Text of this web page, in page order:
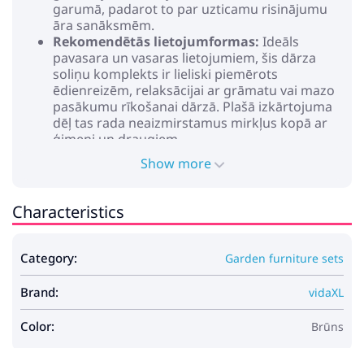
garumā, padarot to par uzticamu risinājumu
āra sanāksmēm.
Rekomendētās lietojumformas: Ideāls
pavasara un vasaras lietojumiem, šis dārza
soliņu komplekts ir lieliski piemērots
ēdienreizēm, relaksācijai ar grāmatu vai mazo
pasākumu rīkošanai dārzā. Plašā izkārtojuma
dēļ tas rada neaizmirstamus mirkļus kopā ar
ģimeni un draugiem.
Aprūpe un uzturēšana:
nevainojamu izskatu, regulāri tīriet to ar sausu
produktiem, kas var kaitēt koksnes dabīgajai
apdarei. Ja laika apstākļi nav labvēlīgi, apsveriet
laiku. Montāžai nepieciešami divi cilvēki ar
skrūvgriezi, lai nodrošinātu stabilu un drošu
uzstādījumu.
Krāsa: Brūna
Materiāls: Cietā akācijas koks
Show more
Characteristics
Category: Garden furniture sets
Brand: vidaXL
Color: Brūns